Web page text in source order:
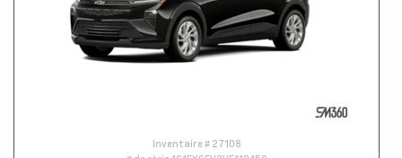
Inventaire # 27108